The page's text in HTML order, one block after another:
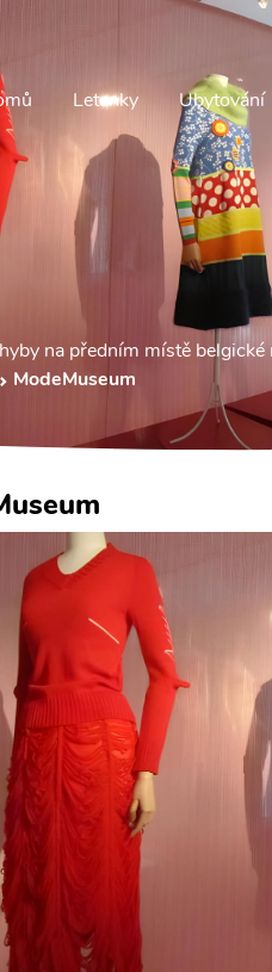
Letenky Ubytování
na předním místě belgické
ModeMuseum